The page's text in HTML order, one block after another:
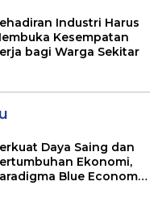
Industri Harus
Kesempatan
bagi Warga Sekitar
Daya Saing dan
Ekonomi,
Blue Economy